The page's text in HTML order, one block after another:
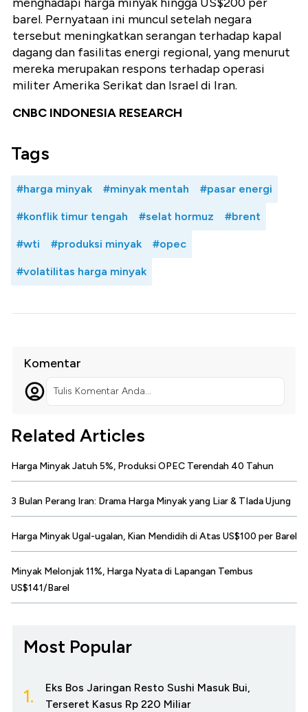
barel. Pernyataan ini muncul setelah negara
tersebut meningkatkan serangan terhadap kapal
dagang dan fasilitas energi regional, yang menurut
mereka merupakan respons terhadap operasi
militer Amerika Serikat dan Israel di Iran.
CNBC INDONESIA RESEARCH
Tags
#harga minyak #minyak mentah #pasar energi
#konflik timur tengah #selat hormuz #brent
#wti #produksi minyak #opec
#volatilitas harga minyak
Komentar
Tulis Komentar Anda...
Related Articles
Harga Minyak Jatuh 5%, Produksi OPEC Terendah 40 Tahun
3 Bulan Perang Iran: Drama Harga Minyak yang Liar & TIada Ujung
Harga Minyak Ugal-ugalan, Kian Mendidih di Atas US$100 per Barel
Minyak Melonjak 11%, Harga Nyata di Lapangan Tembus
US$141/Barel
Most Popular
1.
Eks Bos Jaringan Resto Sushi Masuk Bui,
Terseret Kasus Rp 220 Miliar